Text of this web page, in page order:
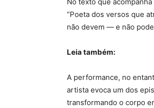
“Poeta dos versos que
não devem — e não
Leia também:
A performance, no
artista evoca um dos
transformando o corpo